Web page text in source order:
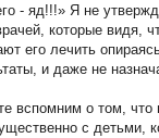
- яд!!!» Я не
которые видя,
его лечить
и даже не
вспомним о том,
с детьми,